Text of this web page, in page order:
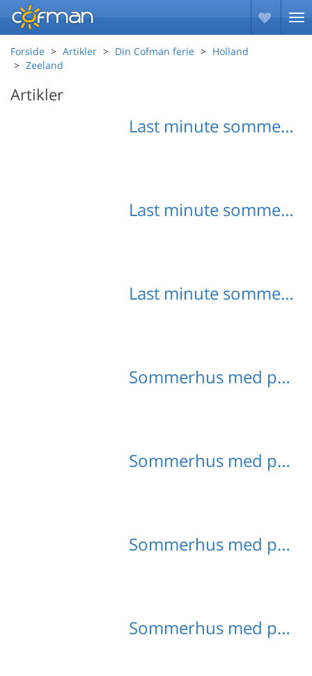
Forside Artikler Din Cofman ferie
Holland
Zeeland
Artikler
Last minute sommerhuse Veere
Last minute sommerhuse Schouwen Duiveland
Last minute sommerhuse Renesse
Sommerhus med pool Zeeland
Sommerhus med pool Breskens
Sommerhus med pool Schouwen Duiveland
Sommerhus med pool Bruinisse